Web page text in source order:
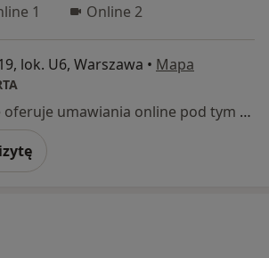
1 Online 2
lok. U6, Warszawa • Mapa
Specjalista nie oferuje umawiania online pod tym adresem.